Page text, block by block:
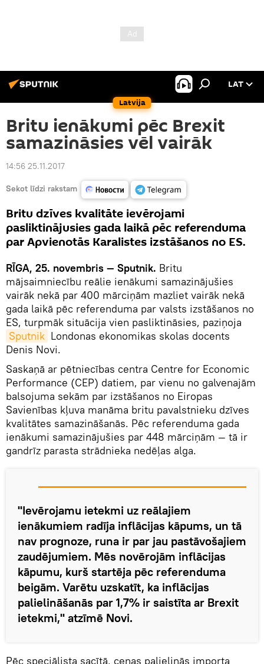
Latvija
LAT
Britu ienākumi pēc Brexit
samazināsies vēl vairāk
14:56 25.11.2017
Sekot līdzi rakstam
Britu dzīves kvalitāte ievērojami
pasliktinājusies gada laikā pēc referenduma
par Apvienotās Karalistes izstāšanos no ES.
RĪGA, 25. novembris — Sputnik. Britu
mājsaimniecību reālie ienākumi samazinājušies
vairāk nekā par 400 mārciņām mazliet vairāk nekā
gada laikā pēc referenduma par valsts izstāšanos no
ES, turpmāk situācija vien pasliktināsies, paziņoja
Sputnik Londonas ekonomikas skolas docents
Denis Novi.
Saskaņā ar pētniecības centra Centre for Economic
Performance (CEP) datiem, par vienu no galvenajām
balsojuma sekām par izstāšanos no Eiropas
Savienības kļuva manāma britu pavalstnieku dzīves
kvalitātes samazināšanās. Pēc referenduma gada
ienākumi samazinājušies par 448 mārciņām — tā ir
gandrīz parasta strādnieka nedēļas alga.
"Ievērojamu ietekmi uz reālajiem
ienākumiem radīja inflācijas kāpums, un tā
nav prognoze, runa ir par jau pastāvošajiem
zaudējumiem. Mēs novērojām inflācijas
kāpumu, kurš startēja pēc referenduma
beigām. Varētu uzskatīt, ka inflācijas
palielināšanās par 1,7% ir saistīta ar Brexit
ietekmi," atzīmē Novi.
Pēc speciālista sacītā, cenas palielinās importa